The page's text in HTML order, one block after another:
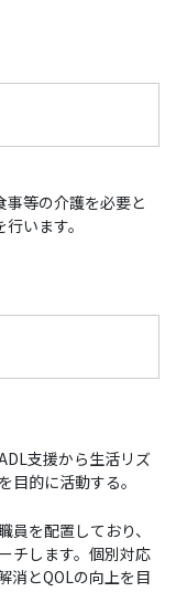
等の介護を必要と
います。
支援から生活リズ
目的に活動する。
を配置しており、
チします。個別対応
消とQOLの向上を目